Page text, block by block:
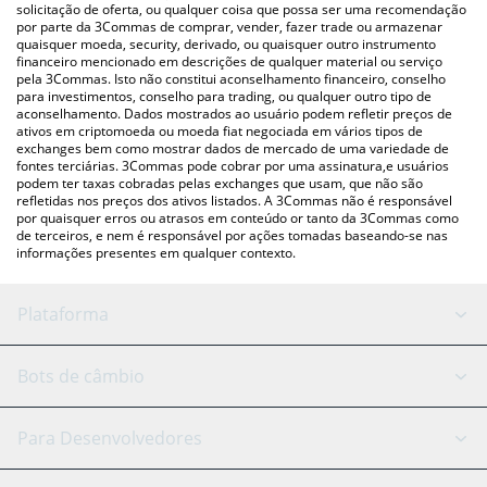
para verificar o último preço de QPAY nas principais moedas fiat
e criptográficas.
solicitação de oferta, ou qualquer coisa que possa ser uma recomendação
por parte da 3Commas de comprar, vender, fazer trade ou armazenar
quaisquer moeda, security, derivado, ou quaisquer outro instrumento
financeiro mencionado em descrições de qualquer material ou serviço
pela 3Commas. Isto não constitui aconselhamento financeiro, conselho
para investimentos, conselho para trading, ou qualquer outro tipo de
aconselhamento. Dados mostrados ao usuário podem refletir preços de
ativos em criptomoeda ou moeda fiat negociada em vários tipos de
exchanges bem como mostrar dados de mercado de uma variedade de
fontes terciárias. 3Commas pode cobrar por uma assinatura,e usuários
podem ter taxas cobradas pelas exchanges que usam, que não são
refletidas nos preços dos ativos listados. A 3Commas não é responsável
por quaisquer erros ou atrasos em conteúdo or tanto da 3Commas como
de terceiros, e nem é responsável por ações tomadas baseando-se nas
informações presentes em qualquer contexto.
Plataforma
Bot GRID
Signal Bot
Assistente de IA
Bots de câmbio
Binance
Para Desenvolvedores